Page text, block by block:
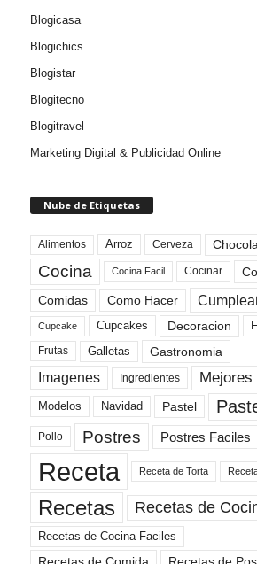
Blogicasa
Blogichics
Blogistar
Blogitecno
Blogitravel
Marketing Digital & Publicidad Online
Nube de Etiquetas
Alimentos Arroz Cerveza
Cocina Cocina Facil Cocinar
Comidas
Como Hacer
Cupcake Cupcakes Decoracion
Frutas Galletas Gastronomia
Imagenes Ingredientes Mejores
Modelos Navidad Pastel
Pollo Postres Postres Faciles
Receta Receta de Torta
Recetas Recetas de
Recetas de Cocina Faciles
Recetas de Comida
Recetas de